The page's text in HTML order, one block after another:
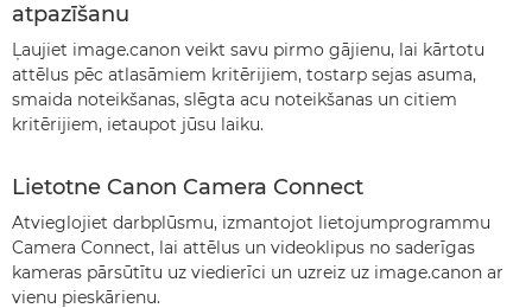
atpazīšanu
Ļaujiet image.canon veikt savu pirmo gājienu, lai kārtotu
attēlus pēc atlasāmiem kritērijiem, tostarp sejas asuma,
smaida noteikšanas, slēgta acu noteikšanas un citiem
kritērijiem, ietaupot jūsu laiku.
Lietotne Canon Camera Connect
Atvieglojiet darbplūsmu, izmantojot lietojumprogrammu
Camera Connect, lai attēlus un videoklipus no saderīgas
kameras pārsūtītu uz viedierīci un uzreiz uz image.canon ar
vienu pieskārienu.